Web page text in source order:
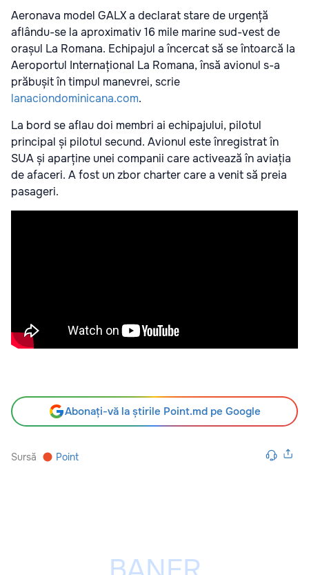
Aeronava model GALX a declarat stare de urgență
aflându-se la aproximativ 16 mile marine sud-vest de
orașul La Romana. Echipajul a încercat să se întoarcă la
Aeroportul Internațional La Romana, însă avionul s-a
prăbușit în timpul manevrei, scrie
lanaciondominicana.com.
La bord se aflau doi membri ai echipajului, pilotul
principal și pilotul secund. Avionul este înregistrat în
SUA și aparține unei companii care activează în aviația
de afaceri. A fost un zbor charter care a venit să preia
pasageri.
Abonați-vă la știrile Point.md pe Google
Sursă Point